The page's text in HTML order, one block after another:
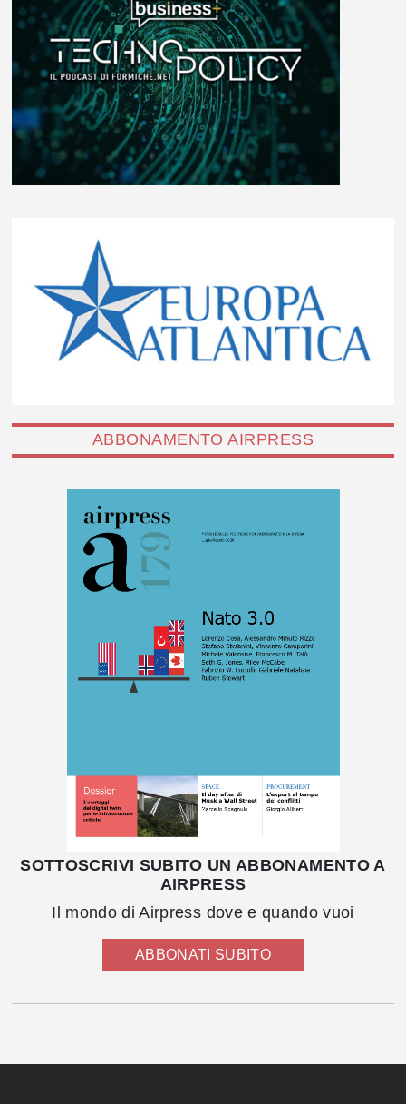
ABBONAMENTO AIRPRESS
SOTTOSCRIVI SUBITO UN ABBONAMENTO A
AIRPRESS
Il mondo di Airpress dove e quando vuoi
ABBONATI SUBITO